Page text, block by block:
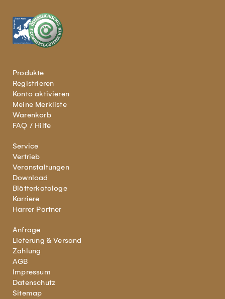
Produkte
Registrieren
Konto aktivieren
Meine Merkliste
Warenkorb
FAQ / Hilfe
Service
Vertrieb
Veranstaltungen
Download
Blätterkataloge
Karriere
Harrer Partner
Anfrage
Lieferung & Versand
Zahlung
AGB
Impressum
Datenschutz
Sitemap